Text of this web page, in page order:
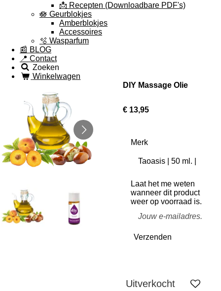
📩 Recepten (Downloadbare PDF's)
🪷 Geurblokjes
Amberblokjes
Accessoires
🫧 Wasparfum
📰 BLOG
📍 Contact
Zoeken
Winkelwagen
DIY Massage Olie
€ 13,95
Merk
Laat het me weten
wanneer dit product
weer op voorraad is.
Verzenden
Uitverkocht